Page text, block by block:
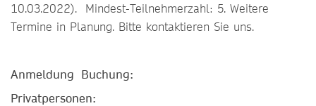
10.03.2022). Mindest-Teilnehmerzahl: 5. Weitere
Termine in Planung. Bitte kontaktieren Sie uns.
Anmeldung Buchung:
Privatpersonen: